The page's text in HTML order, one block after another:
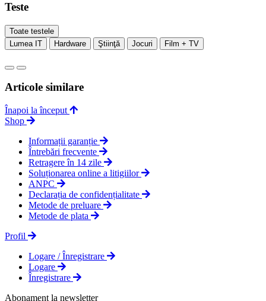
Teste
Toate testele
Lumea IT
Hardware Ştiinţă Jocuri Film + TV
Articole similare
Înapoi la început
Shop
Informații garanție
Întrebări frecvente
Retragere în 14 zile
Soluționarea online a litigiilor
ANPC
Declarația de confidențialitate
Metode de preluare
Metode de plata
Profil
Logare / Înregistrare
Logare
Înregistrare
Abonament la newsletter